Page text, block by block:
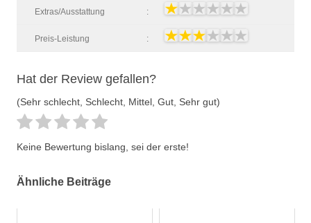
Extras/Ausstattung :
Preis-Leistung :
Hat der Review gefallen?
(Sehr schlecht, Schlecht, Mittel, Gut, Sehr gut)
Keine Bewertung bislang, sei der erste!
Ähnliche Beiträge